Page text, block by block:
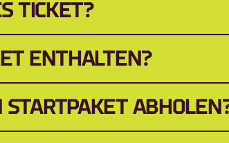
TICKET?
ENTHALTEN?